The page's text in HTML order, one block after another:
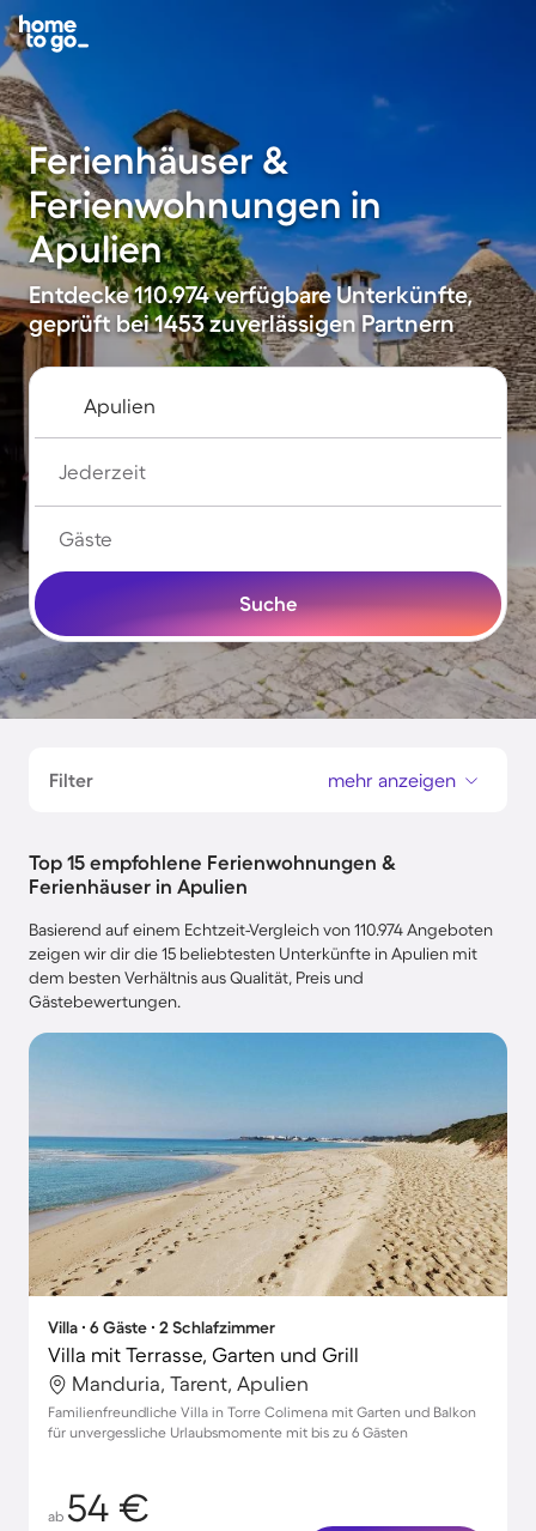
Ferienhäuser &
Ferienwohnungen in
Apulien
Entdecke 110.974 verfügbare Unterkünfte,
geprüft bei 1453 zuverlässigen Partnern
Jederzeit
Gäste
Suche
Filter mehr anzeigen
Top 15 empfohlene Ferienwohnungen &
Ferienhäuser in Apulien
Basierend auf einem Echtzeit-Vergleich von 110.974 Angeboten
zeigen wir dir die 15 beliebtesten Unterkünfte in Apulien mit
dem besten Verhältnis aus Qualität, Preis und
Gästebewertungen.
Villa ∙ 6 Gäste ∙ 2 Schlafzimmer
Villa mit Terrasse, Garten und Grill
Manduria, Tarent, Apulien
Familienfreundliche Villa in Torre Colimena mit Garten und Balkon
für unvergessliche Urlaubsmomente mit bis zu 6 Gästen
ab 54 €